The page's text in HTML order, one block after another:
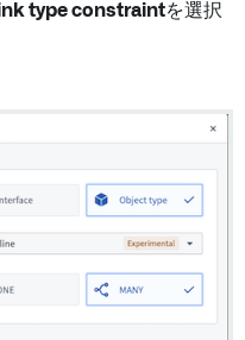
type constraintを選択